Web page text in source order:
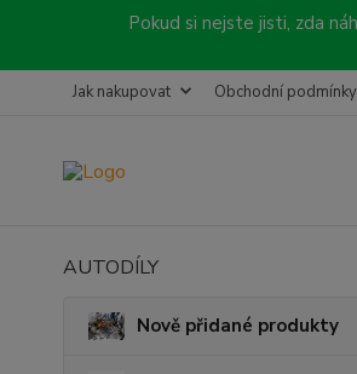
Pokud si nejste jisti, zda
Jak nakupovat Obchodní podmínky
AUTODÍLY
Nově přidané produkty